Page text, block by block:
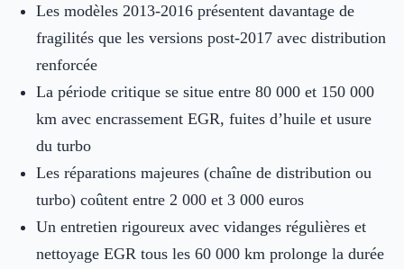
Les modèles 2013-2016 présentent davantage de
fragilités que les versions post-2017 avec distribution
renforcée
La période critique se situe entre 80 000 et 150 000
km avec encrassement EGR, fuites d’huile et usure
du turbo
Les réparations majeures (chaîne de distribution ou
turbo) coûtent entre 2 000 et 3 000 euros
Un entretien rigoureux avec vidanges régulières et
nettoyage EGR tous les 60 000 km prolonge la durée